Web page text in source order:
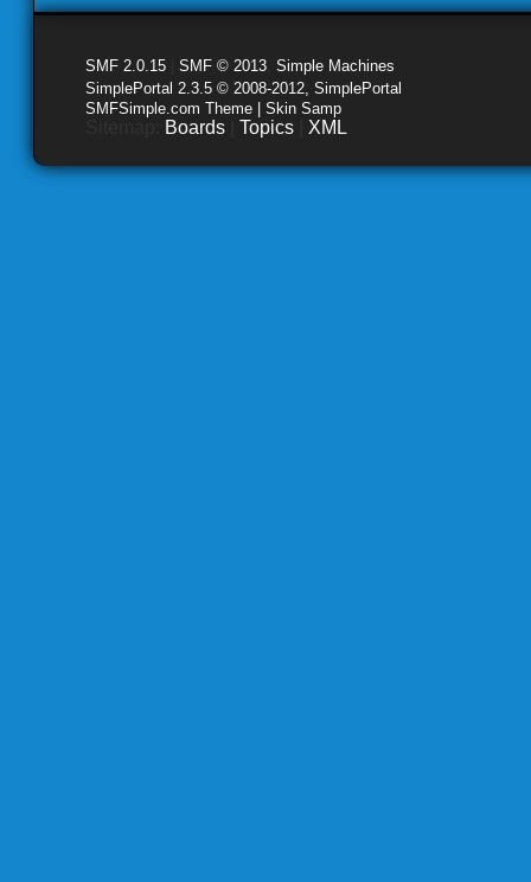
SMF 2.0.15 SMF © 2013 Simple Machines
SimplePortal 2.3.5 © 2008-2012, SimplePortal
SMFSimple.com Theme | Skin Samp
Boards Topics XML